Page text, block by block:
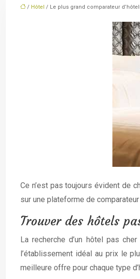
/ Hôtel / Le plus grand comparateur
Ce n’est pas toujours évident de
sur une plateforme de
Trouver des hôtels
La recherche d’un hôtel pas
l’établissement idéal au prix le
meilleure offre pour chaque type